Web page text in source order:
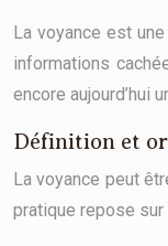
La voyance est
informations
encore aujourd’hui
Définition et
La voyance peut
pratique repose sur